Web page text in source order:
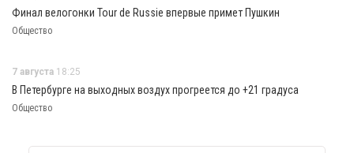
Финал велогонки Tour de Russie впервые примет Пушкин
Общество
7 августа 18:25
В Петербурге на выходных воздух прогреется до +21 градуса
Общество